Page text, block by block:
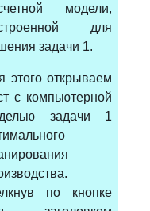
модели,
для
задачи 1.
этого открываем
с компьютерной
задачи 1
по кнопке